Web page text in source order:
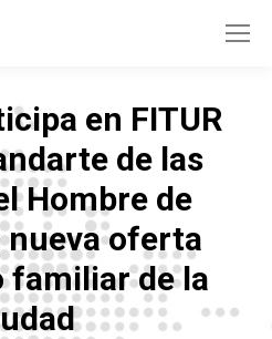
en FITUR
de las
Hombre de
nueva oferta
familiar de la